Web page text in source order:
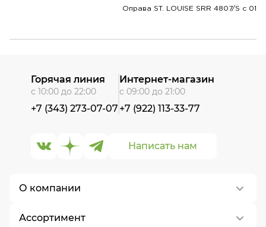
Оправа ST. LOUISE SRR 4807/S c 01
О компании
О нас
Ассортимент
Написать нам
Горячая линия
с 10:00 до 22:00
+7 (343) 273-07-07
Интернет-магазин
с 09:00 до 21:00
+7 (922) 113-33-77